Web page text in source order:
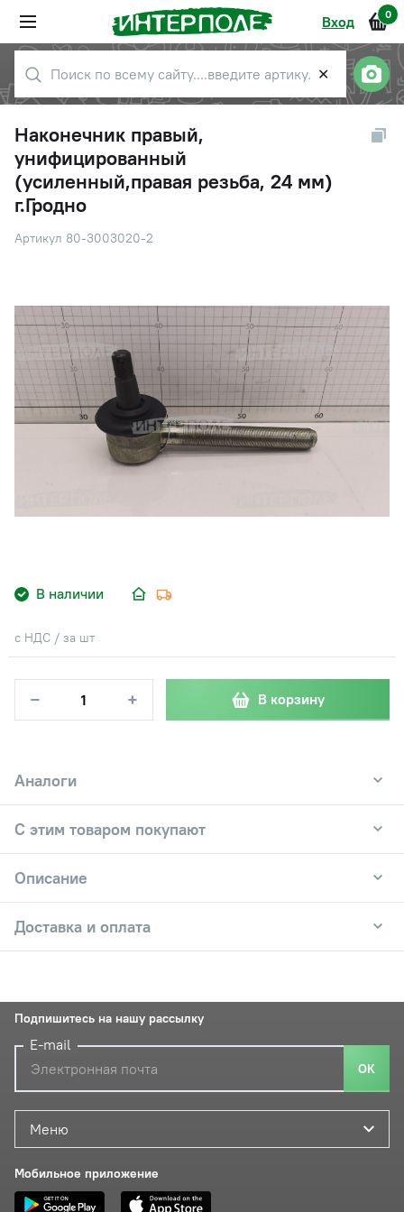
Вход 0
✕
Наконечник правый,
унифицированный
(усиленный,правая резьба, 24 мм)
г.Гродно
Артикул 80-3003020-2
В наличии
с НДС / за шт
− + В корзину
Аналоги
С этим товаром покупают
Описание
Доставка и оплата
Меню
Мобильное приложение
Подпишитесь на нашу рассылку
E-mail
ОК